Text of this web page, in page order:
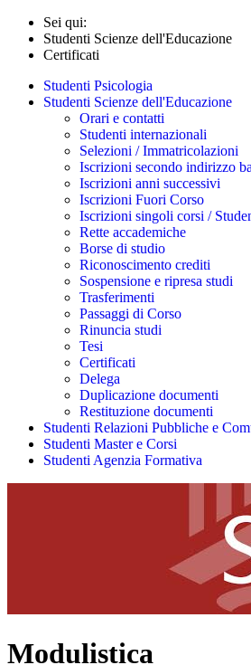
Sei qui:
Studenti Scienze dell'Educazione
Certificati
Studenti Psicologia
Studenti Scienze dell'Educazione
Orari e contatti
Studenti internazionali
Selezioni / Immatricolazioni
Iscrizioni secondo indirizzo
Iscrizioni anni successivi
Iscrizioni Fuori Corso
Iscrizioni singoli corsi /
Rette accademiche
Borse di studio
Riconoscimento crediti
Sospensione e ripresa studi
Trasferimenti
Passaggi di Corso
Rinuncia studi
Tesi
Certificati
Delega
Duplicazione documenti
Restituzione documenti
Studenti Relazioni Pubbliche e
Studenti Master e Corsi
Studenti Agenzia Formativa
Modulistica